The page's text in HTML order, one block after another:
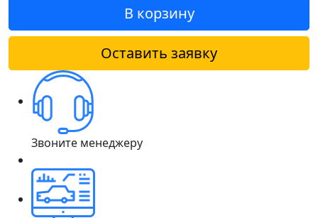
В корзину
Оставить заявку
Звоните менеджеру